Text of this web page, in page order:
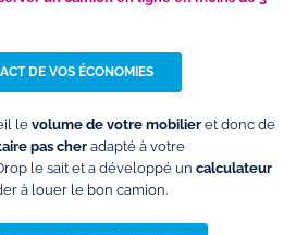
DE VOS ÉCONOMIES
le volume de votre mobilier et donc de
pas cher adapté à votre
le sait et a développé un calculateur
à louer le bon camion.